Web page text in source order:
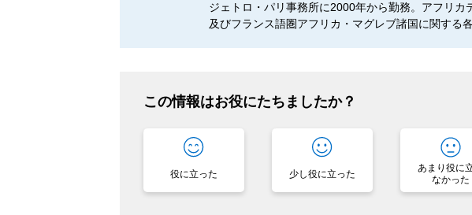
ジェトロ・パリ事務所に2000年から勤務。アフリカ
及びフランス語圏アフリカ・マグレブ諸国に関する
この情報はお役にたちましたか？
役に立った 少し役に立った
あまり役に
なかった